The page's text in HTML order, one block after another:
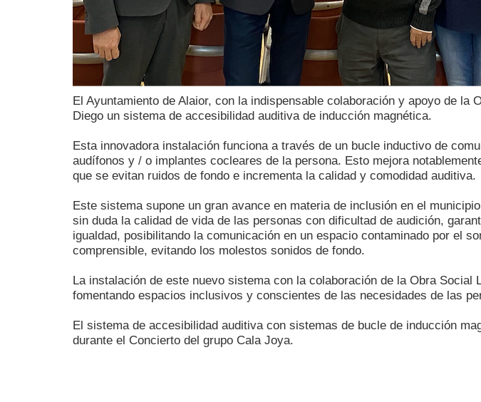
El Ayuntamiento de Alaior, con la indispensable colaboración y apoyo de
Diego un sistema de accesibilidad auditiva de inducción magnética.
Esta innovadora instalación funciona a través de un bucle inductivo de
audífonos y / o implantes cocleares de la persona. Esto mejora
que se evitan ruidos de fondo e incrementa la calidad y comodidad auditiva.
Este sistema supone un gran avance en materia de inclusión en el
sin duda la calidad de vida de las personas con dificultad de audición,
igualdad, posibilitando la comunicación en un espacio contaminado por el
comprensible, evitando los molestos sonidos de fondo.
La instalación de este nuevo sistema con la colaboración de la Obra
fomentando espacios inclusivos y conscientes de las necesidades de las
El sistema de accesibilidad auditiva con sistemas de bucle de inducción
durante el Concierto del grupo Cala Joya.